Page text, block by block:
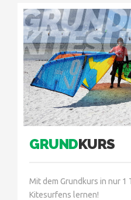
GRUNDKURS
Mit dem Grundkurs in nur 1
Kitesurfens lernen!